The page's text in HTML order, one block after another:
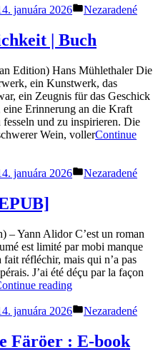
Rama
Snabba
nedladdningar“
januára 2026
Posted
Nezaradené
| Buch
Edition) Hans Mühlethaler Die
ein Kunstwerk, das
ein Zeugnis für das Geschick
Erinnerung an die Kraft
und zu inspirieren. Die
Wein, vollerContinue
januára 2026
Posted
Nezaradené
– Yann Alidor C’est un roman
est limité par mobi manque
réfléchir, mais qui n’a pas
J’ai été déçu par la façon
reading„A
le
[EPUB]“
januára 2026
Posted
Nezaradené
Färöer : E-book